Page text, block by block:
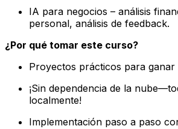
IA para negocios – análisis
personal, análisis de feedback.
¿Por qué tomar este curso?
Proyectos prácticos para ganar
¡Sin dependencia de la
localmente!
Implementación paso a paso